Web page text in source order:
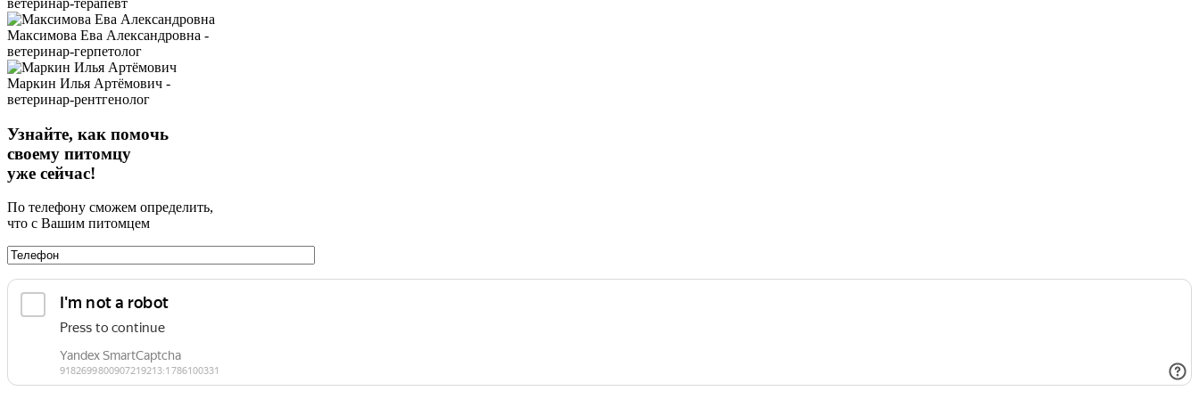
Максимова Ева Александровна -
ветеринар-герпетолог
Маркин Илья Артёмович -
ветеринар-рентгенолог
Узнайте, как помочь
своему питомцу
уже сейчас!
По телефону сможем определить,
что с Вашим питомцем